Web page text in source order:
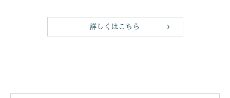
詳しくはこちら